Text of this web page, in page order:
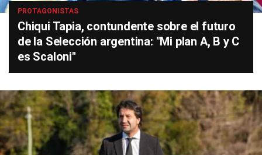
PROTAGONISTAS
Chiqui Tapia, contundente sobre el futuro
de la Selección argentina: "Mi plan A, B y C
es Scaloni"